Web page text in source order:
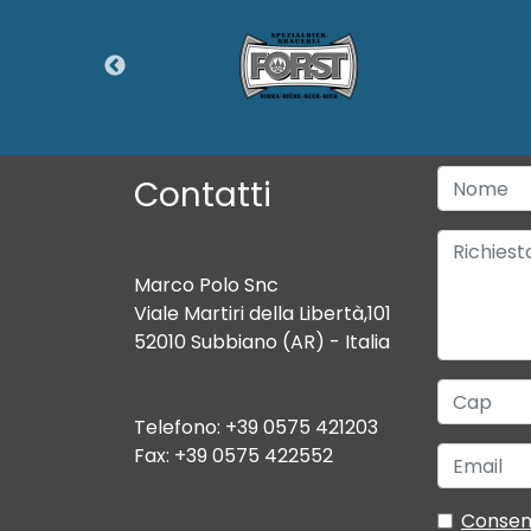
Contatti
Marco Polo Snc
Viale Martiri della Libertà,101
52010 Subbiano (AR) - Italia
Telefono: +39 0575 421203
Fax: +39 0575 422552